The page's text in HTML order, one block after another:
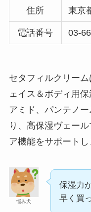
五家宝はどこで買
スーツケースカバ
イソー
住所 東京
電話番号 03-
セタフィルクリー
ェイス＆ボディ用
アミド、パンテノ
り、高保湿ヴェー
ア機能をサポートし
悩み犬
保湿力
早く買